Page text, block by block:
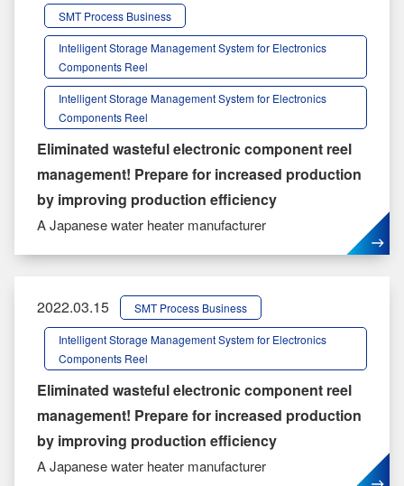
SMT Process Business
Intelligent Storage Management System for Electronics
Components Reel
Intelligent Storage Management System for Electronics
Components Reel
Eliminated wasteful electronic component reel
management! Prepare for increased production
by improving production efficiency
A Japanese water heater manufacturer
2022.03.15 SMT Process Business
Intelligent Storage Management System for Electronics
Components Reel
Eliminated wasteful electronic component reel
management! Prepare for increased production
by improving production efficiency
A Japanese water heater manufacturer